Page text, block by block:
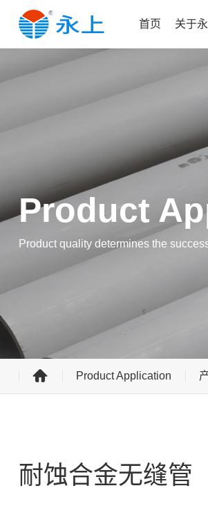
首页 关于
Product
Product quality determines the
Product Application
耐蚀合金无缝管